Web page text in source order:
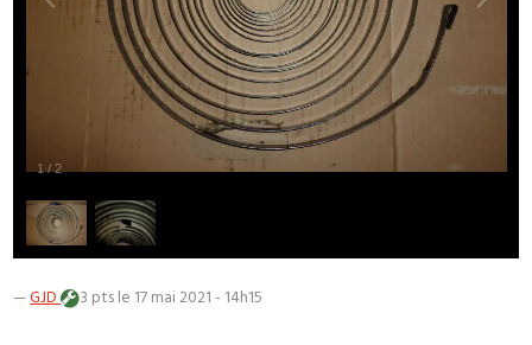
1 / 2
—GJD 3 ptsle 17 mai 2021 - 14h15